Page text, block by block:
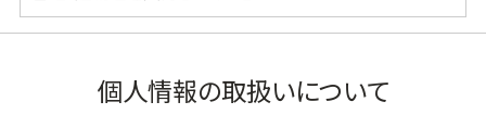
個人情報の取扱いについて